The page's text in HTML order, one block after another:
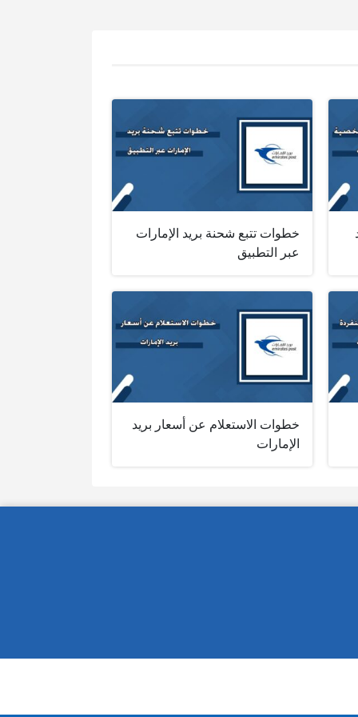
خطوات تتبع شحنة بريد الإمارات
عبر التطبيق
خطوات الاستعلام عن أسعار بريد
الإمارات